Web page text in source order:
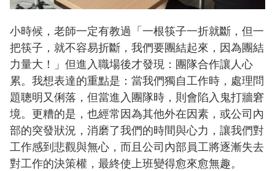
小時候，老師一定有教過「一根筷子一折就斷，但一
把筷子，就不容易折斷，我們要團結起來，因為團結
力量大！」但進入職場後才發現：團隊合作讓人心
累。我想表達的重點是：當我們獨自工作時，處理問
題聰明又俐落，但當進入團隊時，則會陷入鬼打牆窘
境。更糟的是，也經常因為其他外在因素，或公司內
部的突發狀況，消磨了我們的時間與心力，讓我們對
工作感到悲觀與無心，而且公司內部員工將逐漸失去
對工作的決策權，最終使上班變得愈來愈無趣。